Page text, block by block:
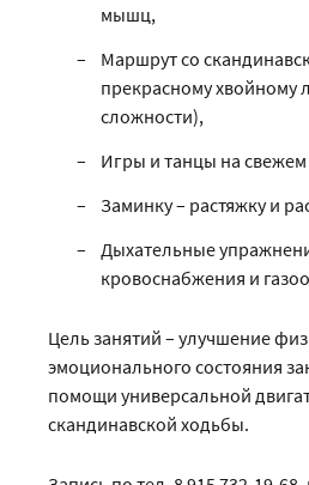
мышц,
Маршрут со
прекрасному хвойному
сложности),
Игры и танцы на свежем
Заминку – растяжку и
Дыхательные
кровоснабжения и
Цель занятий – улучшение
эмоционального состояния
помощи универсальной
скандинавской ходьбы.